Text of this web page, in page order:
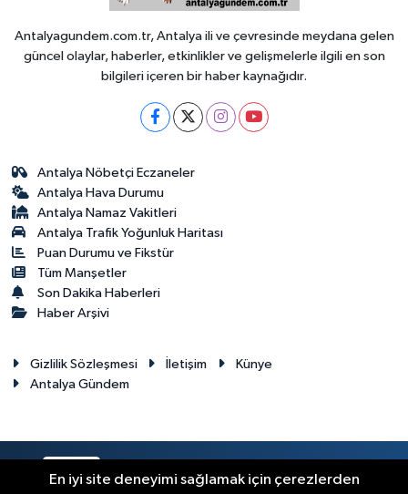
Antalyagundem.com.tr, Antalya ili ve çevresinde meydana gelen
güncel olaylar, haberler, etkinlikler ve gelişmelerle ilgili en son
bilgileri içeren bir haber kaynağıdır.
Antalya Nöbetçi Eczaneler
Antalya Hava Durumu
Antalya Namaz Vakitleri
Antalya Trafik Yoğunluk Haritası
Puan Durumu ve Fikstür
Tüm Manşetler
Son Dakika Haberleri
Haber Arşivi
Gizlilik Sözleşmesi İletişim
Künye
Antalya Gündem
En iyi site deneyimi sağlamak için çerezlerden